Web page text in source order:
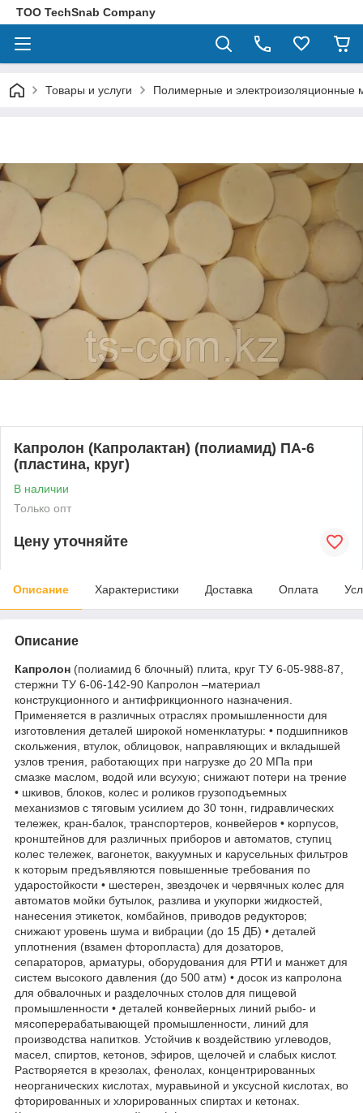
ТОО TechSnab Company
Товары и услуги Полимерные и электроизоляционные
Капролон (Капролактан) (полиамид) ПА-6
(пластина, круг)
В наличии
Только опт
Цену уточняйте
Описание Характеристики Доставка Оплата
Описание
Капролон (полиамид 6 блочный) плита, круг ТУ 6-05-988-87,
стержни ТУ 6-06-142-90 Капролон –материал
конструкционного и антифрикционного назначения.
Применяется в различных отраслях промышленности для
изготовления деталей широкой номенклатуры: • подшипников
скольжения, втулок, облицовок, направляющих и вкладышей
узлов трения, работающих при нагрузке до 20 МПа при
смазке маслом, водой или всухую; снижают потери на трение
• шкивов, блоков, колес и роликов грузоподъемных
механизмов с тяговым усилием до 30 тонн, гидравлических
тележек, кран-балок, транспортеров, конвейеров • корпусов,
кронштейнов для различных приборов и автоматов, ступиц
колес тележек, вагонеток, вакуумных и карусельных фильтров
к которым предъявляются повышенные требования по
ударостойкости • шестерен, звездочек и червячных колес для
автоматов мойки бутылок, разлива и укупорки жидкостей,
нанесения этикеток, комбайнов, приводов редукторов;
снижают уровень шума и вибрации (до 15 ДБ) • деталей
уплотнения (взамен фторопласта) для дозаторов,
сепараторов, арматуры, оборудования для РТИ и манжет для
систем высокого давления (до 500 атм) • досок из капролона
для обвалочных и разделочных столов для пищевой
промышленности • деталей конвейерных линий рыбо- и
мясоперерабатывающей промышленности, линий для
производства напитков. Устойчив к воздействию углеводов,
масел, спиртов, кетонов, эфиров, щелочей и слабых кислот.
Растворяется в крезолах, фенолах, концентрированных
неорганических кислотах, муравьиной и уксусной кислотах, во
фторированных и хлорированных спиртах и кетонах.